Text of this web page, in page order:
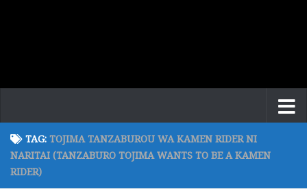
TAG: TOJIMA TANZABUROU WA KAMEN RIDER NI
NARITAI (TANZABURO TOJIMA WANTS TO BE A KAMEN
RIDER)